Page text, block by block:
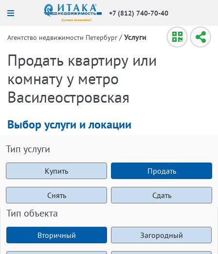
+7 (812) 740-70-40
Агентство недвижимости Петербург / Услуги
Продать квартиру или
комнату у метро
Василеостровская
Выбор услуги и локации
Тип услуги
Купить Продать
Снять Сдать
Тип объекта
Вторичный Загородный